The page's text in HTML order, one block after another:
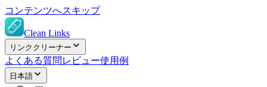
コンテンツへスキップ
Clean Links
リンククリーナー
よくある質問 レビュー使用例
日本語